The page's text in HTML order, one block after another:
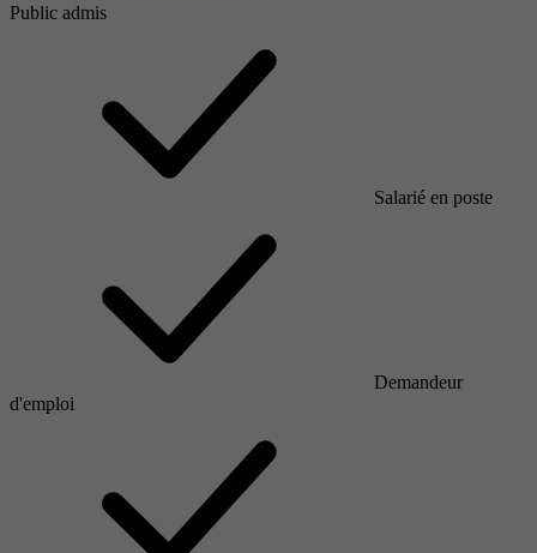
Public admis
Salarié en poste
Demandeur
d'emploi